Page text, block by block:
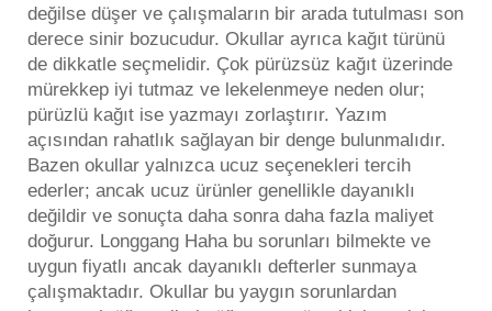
değilse düşer ve çalışmaların bir arada tutulması son
derece sinir bozucudur. Okullar ayrıca kağıt türünü
de dikkatle seçmelidir. Çok pürüzsüz kağıt üzerinde
mürekkep iyi tutmaz ve lekelenmeye neden olur;
pürüzlü kağıt ise yazmayı zorlaştırır. Yazım
açısından rahatlık sağlayan bir denge bulunmalıdır.
Bazen okullar yalnızca ucuz seçenekleri tercih
ederler; ancak ucuz ürünler genellikle dayanıklı
değildir ve sonuçta daha sonra daha fazla maliyet
doğurur. Longgang Haha bu sorunları bilmekte ve
uygun fiyatlı ancak dayanıklı defterler sunmaya
çalışmaktadır. Okullar bu yaygın sorunlardan